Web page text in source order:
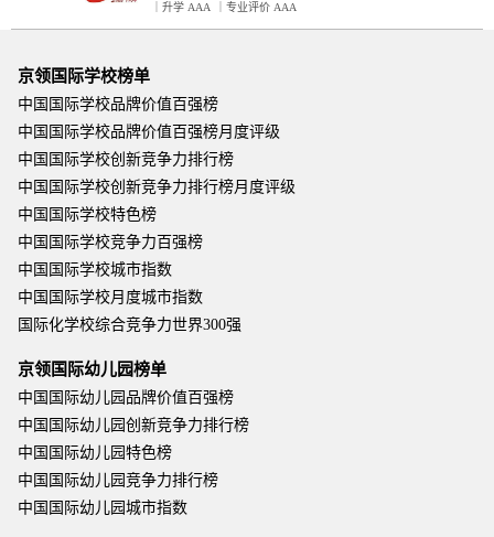
｜升学 AAA ｜专业评价 AAA
京领国际学校榜单
中国国际学校品牌价值百强榜
中国国际学校品牌价值百强榜月度评级
中国国际学校创新竞争力排行榜
中国国际学校创新竞争力排行榜月度评级
中国国际学校特色榜
中国国际学校竞争力百强榜
中国国际学校城市指数
中国国际学校月度城市指数
国际化学校综合竞争力世界300强
京领国际幼儿园榜单
中国国际幼儿园品牌价值百强榜
中国国际幼儿园创新竞争力排行榜
中国国际幼儿园特色榜
中国国际幼儿园竞争力排行榜
中国国际幼儿园城市指数